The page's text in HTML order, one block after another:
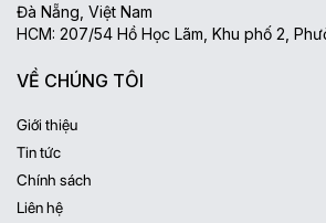
Đà Nẵng, Việt Nam
HCM: 207/54 Hồ Học Lãm, Khu phố 2,
VỀ CHÚNG TÔI
Giới thiệu
Tin tức
Chính sách
Liên hệ